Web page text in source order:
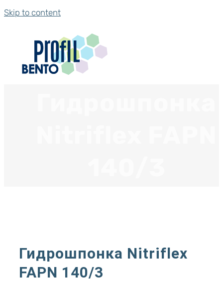
Skip to content
Гидрошпонка Nitriflex
FAPN 140/3